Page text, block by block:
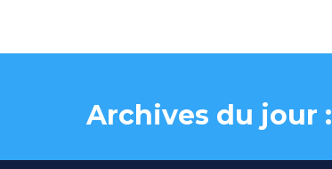
Archives du jour :